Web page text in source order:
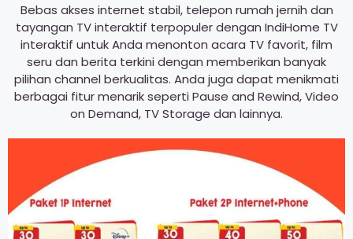
Bebas akses internet stabil, telepon rumah jernih dan
tayangan TV interaktif terpopuler dengan IndiHome TV
interaktif untuk Anda menonton acara TV favorit, film
seru dan berita terkini dengan memberikan banyak
pilihan channel berkualitas. Anda juga dapat menikmati
berbagai fitur menarik seperti Pause and Rewind, Video
on Demand, TV Storage dan lainnya.